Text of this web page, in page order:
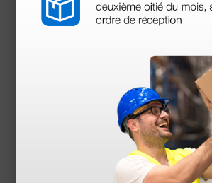
Dermaled LED Lampe grossissante